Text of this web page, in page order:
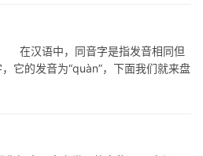
汉语中，同音字是指发音相同但
它的发音为“quàn”，下面我们就来盘